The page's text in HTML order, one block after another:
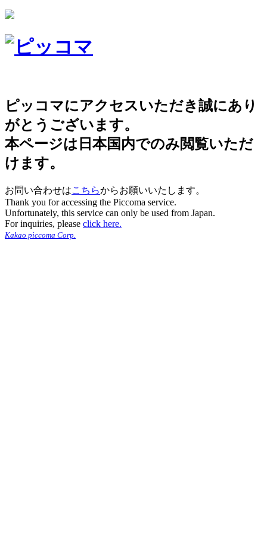
ピッコマにアクセスいただき誠にあり
がとうございます。
本ページは日本国内でのみ閲覧いただ
けます。
お問い合わせはこちらからお願いいたします。
Thank you for accessing the Piccoma service.
Unfortunately, this service can only be used from Japan.
For inquiries, please click here.
Kakao piccoma Corp.